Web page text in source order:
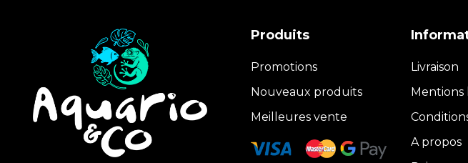
Produits
Promotions
Nouveaux produits
Meilleures vente
Livraison
Mentions
A propos